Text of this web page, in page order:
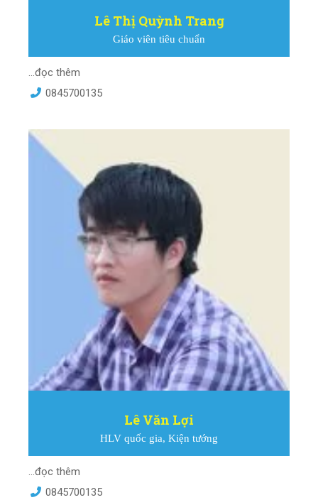
Lê Thị Quỳnh Trang
Giáo viên tiêu chuẩn
...đọc thêm
0845700135
Lê Văn Lợi
HLV quốc gia, Kiện tướng
...đọc thêm
0845700135